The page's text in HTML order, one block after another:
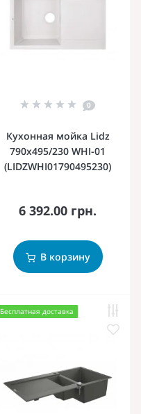
0
Кухонная мойка Lidz
790x495/230 WHI-01
(LIDZWHI01790495230)
6 392.00 грн.
В корзину
Бесплатная доставка